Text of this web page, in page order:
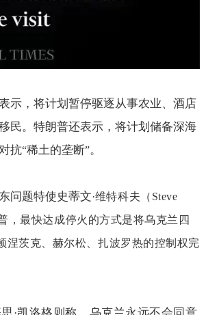
示，将计划暂停驱逐从事农业、酒店
民。特朗普还表示，将计划储备深海
抗“稀土的垄断”。
问题特使史蒂文·维特科夫（ Steve
，最快达成停火的方式是将乌克兰四
涅茨克、赫尔松、扎波罗热的控制权完
·